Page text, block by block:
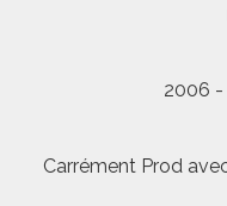
2006 -
Carrément Prod